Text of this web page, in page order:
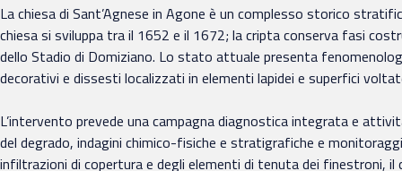
La chiesa di Sant’Agnese in Agone è un complesso storico
chiesa si sviluppa tra il 1652 e il 1672; la cripta conserva fasi
dello Stadio di Domiziano. Lo stato attuale presenta
decorativi e dissesti localizzati in elementi lapidei e superfici
L’intervento prevede una campagna diagnostica integrata e
del degrado, indagini chimico-fisiche e stratigrafiche e
infiltrazioni di copertura e degli elementi di tenuta dei finestroni, il